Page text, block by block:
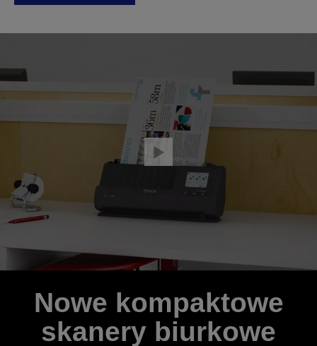
Nowe kompaktowe
skanery biurkowe